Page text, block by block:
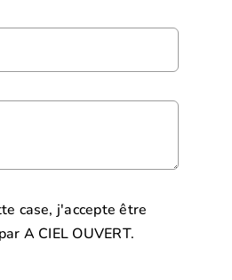
case, j'accepte être
A CIEL OUVERT.